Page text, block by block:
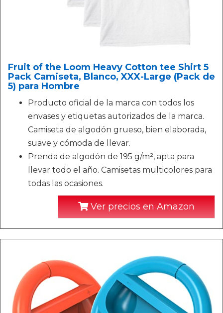
Fruit of the Loom Heavy Cotton tee Shirt 5
Pack Camiseta, Blanco, XXX-Large (Pack de
5) para Hombre
Producto oficial de la marca con todos los
envases y etiquetas autorizados de la marca.
Camiseta de algodón grueso, bien elaborada,
suave y cómoda de llevar.
Prenda de algodón de 195 g/m², apta para
llevar todo el año. Camisetas multicolores para
todas las ocasiones.
Ver precios en Amazon